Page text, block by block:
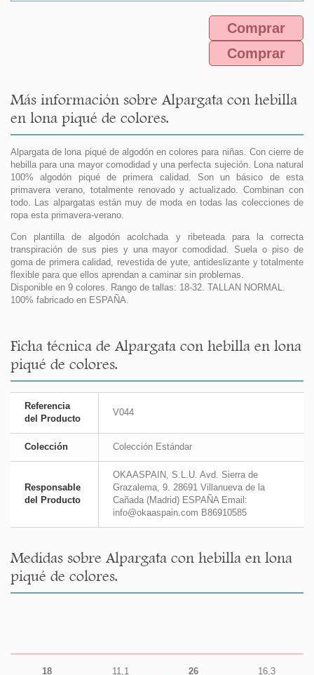
Comprar
Comprar
Más información sobre Alpargata con hebilla
en lona piqué de colores.
Alpargata de lona piqué de algodón en colores para niñas. Con cierre de
hebilla para una mayor comodidad y una perfecta sujeción. Lona natural
100% algodón piqué de primera calidad. Son un básico de esta
primavera verano, totalmente renovado y actualizado. Combinan con
todo. Las alpargatas están muy de moda en todas las colecciones de
ropa esta primavera-verano.
Con plantilla de algodón acolchada y ribeteada para la correcta
transpiración de sus pies y una mayor comodidad. Suela o piso de
goma de primera calidad, revestida de yute, antideslizante y totalmente
flexible para que ellos aprendan a caminar sin problemas.
Disponible en 9 colores. Rango de tallas: 18-32. TALLAN NORMAL.
100% fabricado en ESPAÑA.
Ficha técnica de Alpargata con hebilla en lona
piqué de colores.
Referencia
del Producto
V044
Colección Colección Estándar
Responsable
del Producto
OKAASPAIN, S.L.U. Avd. Sierra de
Grazalema, 9. 28691 Villanueva de la
Cañada (Madrid) ESPAÑA Email:
info@okaaspain.com B86910585
Medidas sobre Alpargata con hebilla en lona
piqué de colores.
18
11,1
26
16,3